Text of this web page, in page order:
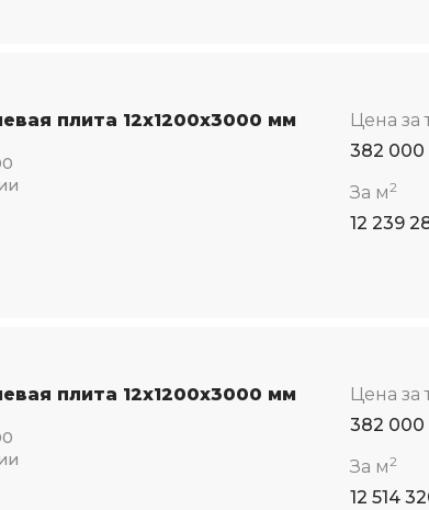
плита 12x1200x3000 мм
Цена за
382 000
За м2
12 239
плита 12x1200x3000 мм
Цена за
382 000
За м2
12 514